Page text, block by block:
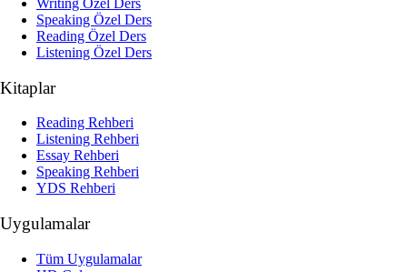
Speaking Özel Ders
Reading Özel Ders
Listening Özel Ders
Kitaplar
Reading Rehberi
Listening Rehberi
Essay Rehberi
Speaking Rehberi
YDS Rehberi
Uygulamalar
Tüm Uygulamalar